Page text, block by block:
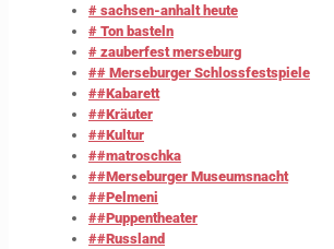
# sachsen-anhalt heute
# Ton basteln
# zauberfest merseburg
## Merseburger Schlossfestspiele
##Kabarett
##Kräuter
##Kultur
##matroschka
##Merseburger Museumsnacht
##Pelmeni
##Puppentheater
##Russland